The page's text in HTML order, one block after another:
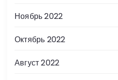
Ноябрь 2022
Октябрь 2022
Август 2022